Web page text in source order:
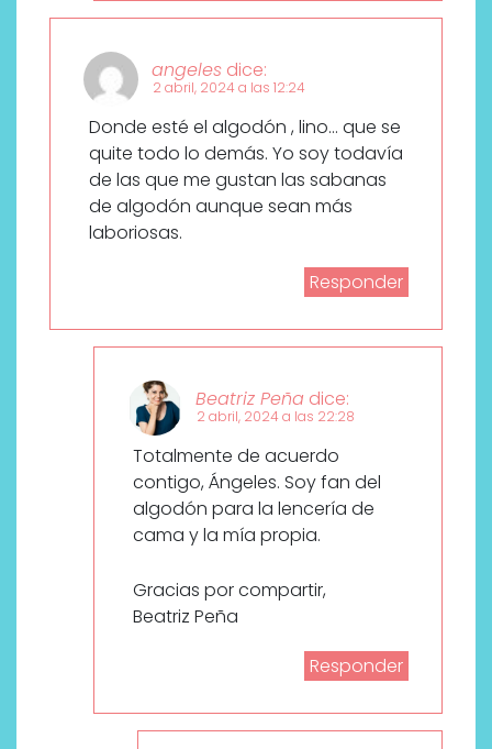
angeles dice:
2 abril, 2024 a las 12:24
Donde esté el algodón , lino… que se
quite todo lo demás. Yo soy todavía
de las que me gustan las sabanas
de algodón aunque sean más
laboriosas.
Responder
Beatriz Peña dice:
2 abril, 2024 a las 22:28
Totalmente de acuerdo
contigo, Ángeles. Soy fan del
algodón para la lencería de
cama y la mía propia.
Gracias por compartir,
Beatriz Peña
Responder